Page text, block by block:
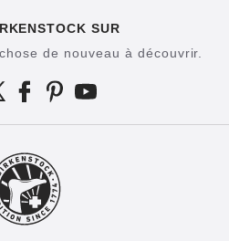
SUR
de nouveau à découvrir.